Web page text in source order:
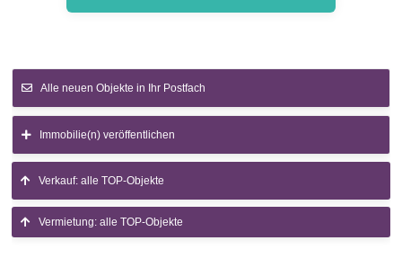
Alle neuen Objekte in Ihr Postfach
Immobilie(n) veröffentlichen
Verkauf: alle TOP-Objekte
Vermietung: alle TOP-Objekte